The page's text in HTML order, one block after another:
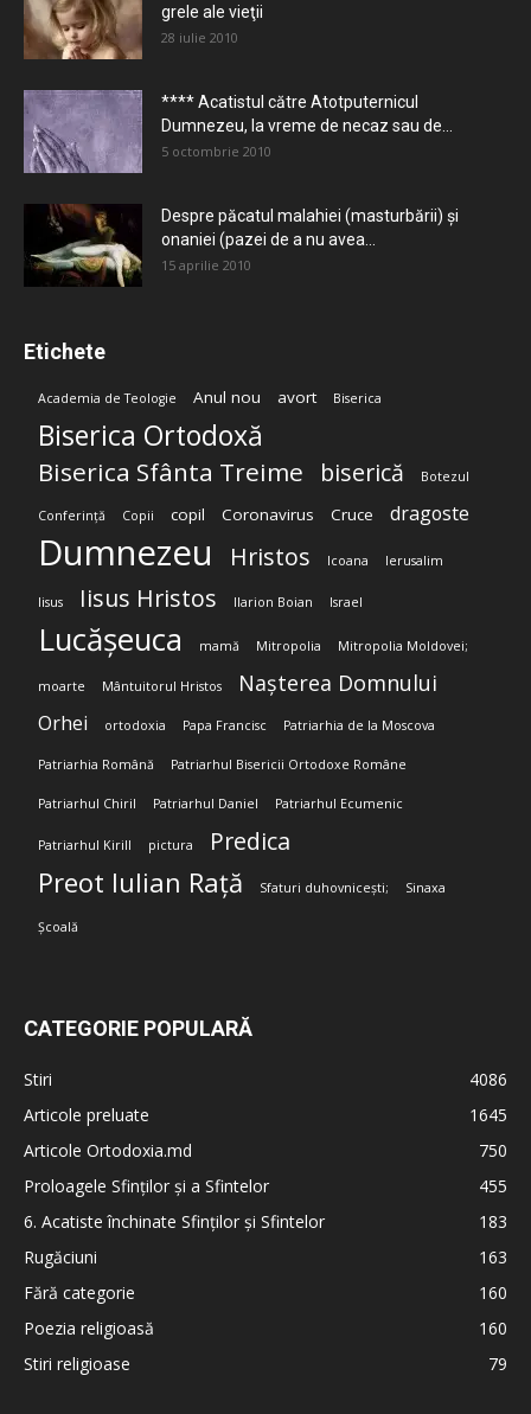
grele ale vieţii
28 iulie 2010
**** Acatistul către Atotputernicul
Dumnezeu, la vreme de necaz sau de...
5 octombrie 2010
Despre păcatul malahiei (masturbării) şi
onaniei (pazei de a nu avea...
15 aprilie 2010
Etichete
Academia de Teologie Anul nou avort Biserica
Biserica Ortodoxă
Biserica Sfânta Treime biserică Botezul
Conferință Copii copil Coronavirus Cruce dragoste
Dumnezeu Hristos Icoana Ierusalim
Iisus Iisus Hristos Ilarion Boian Israel
Lucășeuca mamă Mitropolia Mitropolia Moldovei;
moarte Mântuitorul Hristos Nașterea Domnului
Orhei ortodoxia Papa Francisc Patriarhia de la Moscova
Patriarhia Română Patriarhul Bisericii Ortodoxe Române
Patriarhul Chiril Patriarhul Daniel Patriarhul Ecumenic
Patriarhul Kirill pictura Predica
Preot Iulian Rață Sfaturi duhovnicești; Sinaxa
Școală
CATEGORIE POPULARĂ
Stiri
4086
Articole preluate
1645
Articole Ortodoxia.md
750
Proloagele Sfinților și a Sfintelor
455
6. Acatiste închinate Sfinților și Sfintelor
183
Rugăciuni
163
Fără categorie
160
Poezia religioasă
160
Stiri religioase
79